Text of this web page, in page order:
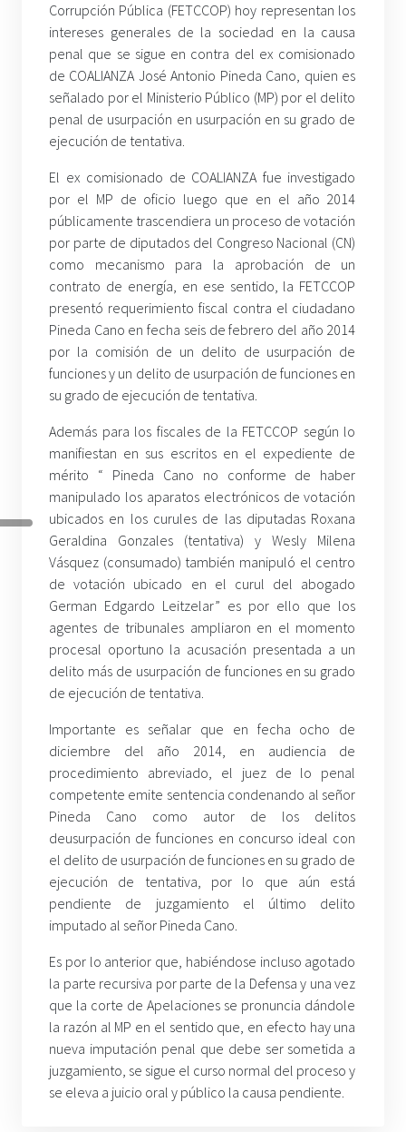
Corrupción Pública (FETCCOP) hoy representan los
intereses generales de la sociedad en la causa
penal que se sigue en contra del ex comisionado
de COALIANZA José Antonio Pineda Cano, quien es
señalado por el Ministerio Público (MP) por el delito
penal de usurpación en usurpación en su grado de
ejecución de tentativa.
El ex comisionado de COALIANZA fue investigado
por el MP de oficio luego que en el año 2014
públicamente trascendiera un proceso de votación
por parte de diputados del Congreso Nacional (CN)
como mecanismo para la aprobación de un
contrato de energía, en ese sentido, la FETCCOP
presentó requerimiento fiscal contra el ciudadano
Pineda Cano en fecha seis de febrero del año 2014
por la comisión de un delito de usurpación de
funciones y un delito de usurpación de funciones en
su grado de ejecución de tentativa.
Además para los fiscales de la FETCCOP según lo
manifiestan en sus escritos en el expediente de
mérito “ Pineda Cano no conforme de haber
manipulado los aparatos electrónicos de votación
ubicados en los curules de las diputadas Roxana
Geraldina Gonzales (tentativa) y Wesly Milena
Vásquez (consumado) también manipuló el centro
de votación ubicado en el curul del abogado
German Edgardo Leitzelar” es por ello que los
agentes de tribunales ampliaron en el momento
procesal oportuno la acusación presentada a un
delito más de usurpación de funciones en su grado
de ejecución de tentativa.
Importante es señalar que en fecha ocho de
diciembre del año 2014, en audiencia de
procedimiento abreviado, el juez de lo penal
competente emite sentencia condenando al señor
Pineda Cano como autor de los delitos
deusurpación de funciones en concurso ideal con
el delito de usurpación de funciones en su grado de
ejecución de tentativa, por lo que aún está
pendiente de juzgamiento el último delito
imputado al señor Pineda Cano.
Es por lo anterior que, habiéndose incluso agotado
la parte recursiva por parte de la Defensa y una vez
que la corte de Apelaciones se pronuncia dándole
la razón al MP en el sentido que, en efecto hay una
nueva imputación penal que debe ser sometida a
juzgamiento, se sigue el curso normal del proceso y
se eleva a juicio oral y público la causa pendiente.